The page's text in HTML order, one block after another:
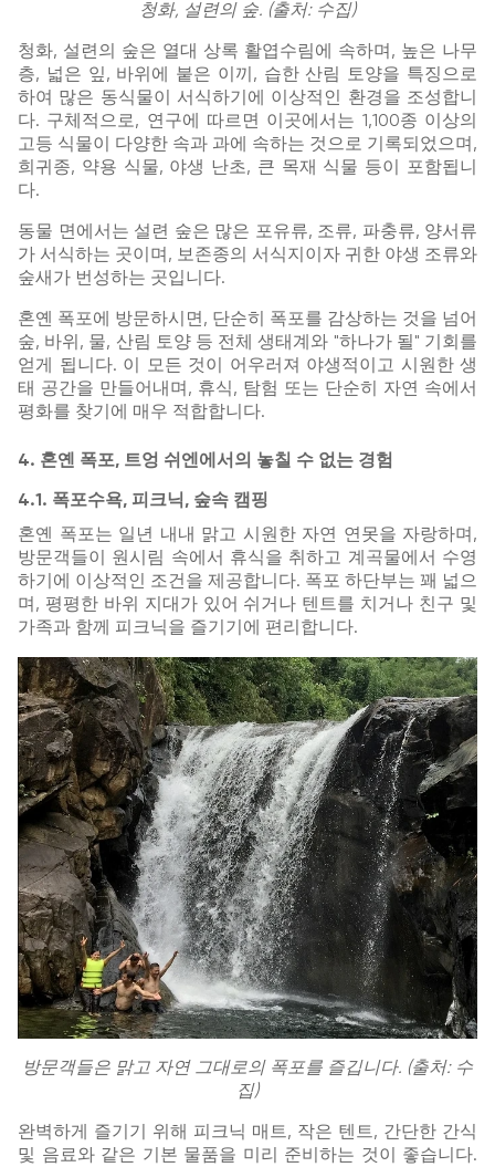
청화, 설련의 숲. (출처: 수집)
청화, 설련의 숲은 열대 상록 활엽수림에 속하며, 높은 나무
층, 넓은 잎, 바위에 붙은 이끼, 습한 산림 토양을 특징으로
하여 많은 동식물이 서식하기에 이상적인 환경을 조성합니
다. 구체적으로, 연구에 따르면 이곳에서는 1,100종 이상의
고등 식물이 다양한 속과 과에 속하는 것으로 기록되었으며,
희귀종, 약용 식물, 야생 난초, 큰 목재 식물 등이 포함됩니
다.
동물 면에서는 설련 숲은 많은 포유류, 조류, 파충류, 양서류
가 서식하는 곳이며, 보존종의 서식지이자 귀한 야생 조류와
숲새가 번성하는 곳입니다.
혼옌 폭포에 방문하시면, 단순히 폭포를 감상하는 것을 넘어
숲, 바위, 물, 산림 토양 등 전체 생태계와 "하나가 될" 기회를
얻게 됩니다. 이 모든 것이 어우러져 야생적이고 시원한 생
태 공간을 만들어내며, 휴식, 탐험 또는 단순히 자연 속에서
평화를 찾기에 매우 적합합니다.
4. 혼옌 폭포, 트엉 쉬엔에서의 놓칠 수 없는 경험
4.1. 폭포수욕, 피크닉, 숲속 캠핑
혼옌 폭포는 일년 내내 맑고 시원한 자연 연못을 자랑하며,
방문객들이 원시림 속에서 휴식을 취하고 계곡물에서 수영
하기에 이상적인 조건을 제공합니다. 폭포 하단부는 꽤 넓으
며, 평평한 바위 지대가 있어 쉬거나 텐트를 치거나 친구 및
가족과 함께 피크닉을 즐기기에 편리합니다.
방문객들은 맑고 자연 그대로의 폭포를 즐깁니다. (출처: 수
집)
완벽하게 즐기기 위해 피크닉 매트, 작은 텐트, 간단한 간식
및 음료와 같은 기본 물품을 미리 준비하는 것이 좋습니다.